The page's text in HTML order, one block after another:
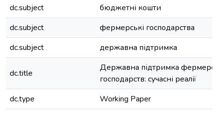
dc.subject
бюджетні кошти
dc.subject
фермерські господарства
dc.subject
державна підтримка
dc.title
Державна підтримка
господарств: сучасні реалії
dc.type
Working Paper